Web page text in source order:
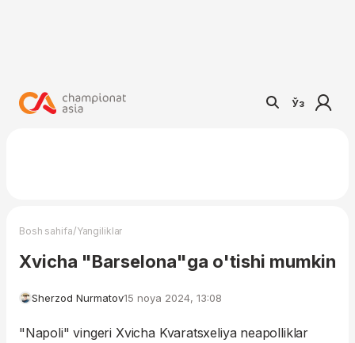
Ўз
Bosh sahifa/Yangiliklar
Xvicha "Barselona"ga o'tishi mumkin
Sherzod Nurmatov15 noya 2024, 13:08
"Napoli" vingeri Xvicha Kvaratsxeliya neapolliklar